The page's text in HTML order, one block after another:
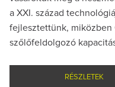
a XXI. század
fejlesztettünk, miközben
szőlőfeldolgozó
RÉSZLETEK